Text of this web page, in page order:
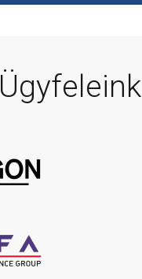
Ügyfeleink